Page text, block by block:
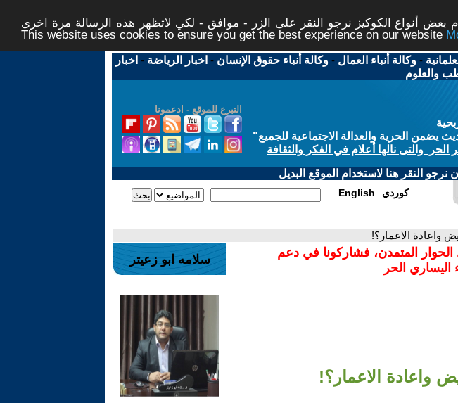
أنواع الكوكيز نرجو النقر على الزر - موافق - لكي لاتظهر هذه الرسالة مرة اخرى -
This website uses cookies to ensure you get the best experience on our website
-وكالة أنباء العمال -وكالة أنباء حقوق الإنسان - اخبار الرياضة - اخبار
والعلوم
التبرع للموقع - ادعمونا
الحرية والعدالة الاجتماعية للجميع"
والتى نالها أعلام في الفكر والثقافة
النقر هنا لاستخدام الموقع البديل
English كوردي
واعادة الاعمار؟!
الحوار المتمدن، فشاركونا في دعم
اليساري الحر
واعادة الاعمار؟!
سلامه ابو زعيتر